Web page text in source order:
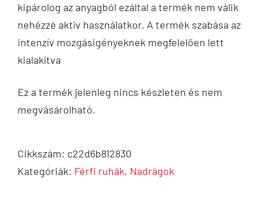
kipárolog az anyagból ezáltal a termék nem válik
nehézzé aktív használatkor. A termék szabása az
intenzív mozgásigényeknek megfelelően lett
kialakítva
Ez a termék jelenleg nincs készleten és nem
megvásárolható.
Cikkszám: c22d6b812830
Kategóriák: Férfi ruhák, Nadrágok